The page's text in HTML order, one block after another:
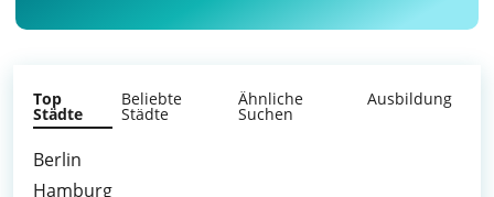
Top
Städte
Beliebte
Städte
Ähnliche
Suchen
Ausbildung
Berlin
Hamburg